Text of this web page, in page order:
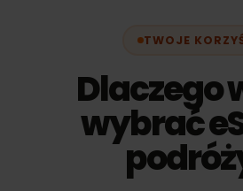
TWOJE
Dlaczego
wybrać